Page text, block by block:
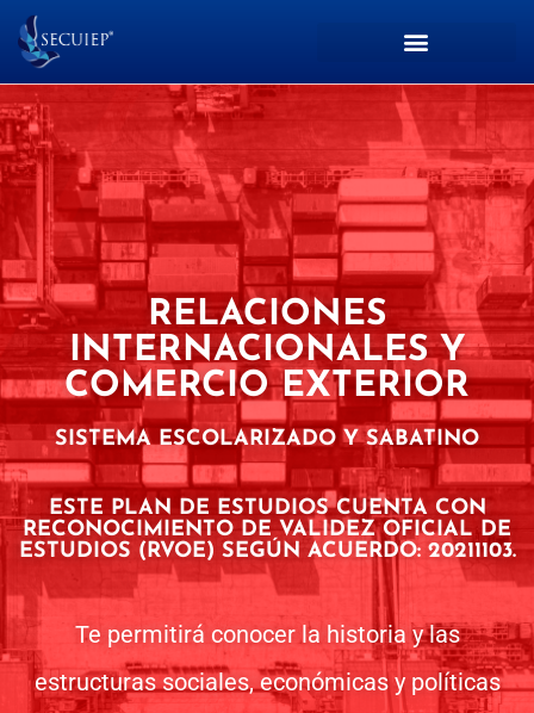
RELACIONES
INTERNACIONALES Y
COMERCIO EXTERIOR
SISTEMA ESCOLARIZADO Y SABATINO
ESTE PLAN DE ESTUDIOS CUENTA CON
RECONOCIMIENTO DE VALIDEZ OFICIAL DE
ESTUDIOS (RVOE) SEGÚN ACUERDO: 20211103.
Te permitirá conocer la historia y las
estructuras sociales, económicas y políticas